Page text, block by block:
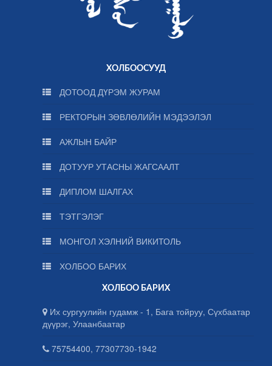
ХОЛБООСУУД
ДОТООД ДҮРЭМ ЖУРАМ
РЕКТОРЫН ЗӨВЛӨЛИЙН МЭДЭЭЛЭЛ
АЖЛЫН БАЙР
ДОТУУР УТАСНЫ ЖАГСААЛТ
ДИПЛОМ ШАЛГАХ
ТЭТГЭЛЭГ
МОНГОЛ ХЭЛНИЙ ВИКИТОЛЬ
ХОЛБОО БАРИХ
ХОЛБОО БАРИХ
Их сургуулийн гудамж - 1, Бага тойруу, Сүхбаатар
дүүрэг, Улаанбаатар
75754400, 77307730-1942